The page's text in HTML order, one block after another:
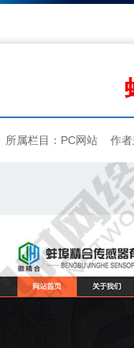
所属栏目：PC网站 作